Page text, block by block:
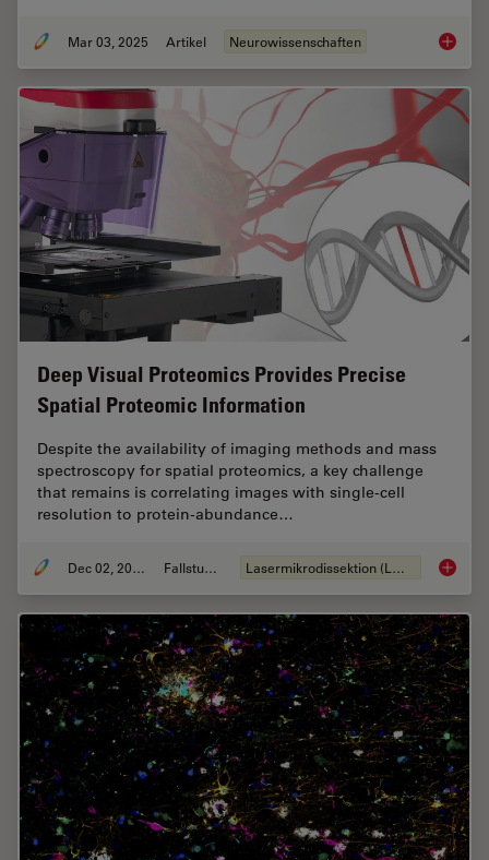
Mar 03, 2025 Artikel Neurowissenschaften
Deep Visual Proteomics Provides Precise
Spatial Proteomic Information
Despite the availability of imaging methods and mass
spectroscopy for spatial proteomics, a key challenge
that remains is correlating images with single-cell
resolution to protein-abundance…
Dec 02, 2024 Fallstudie Lasermikrodissektion (LMD) Deep